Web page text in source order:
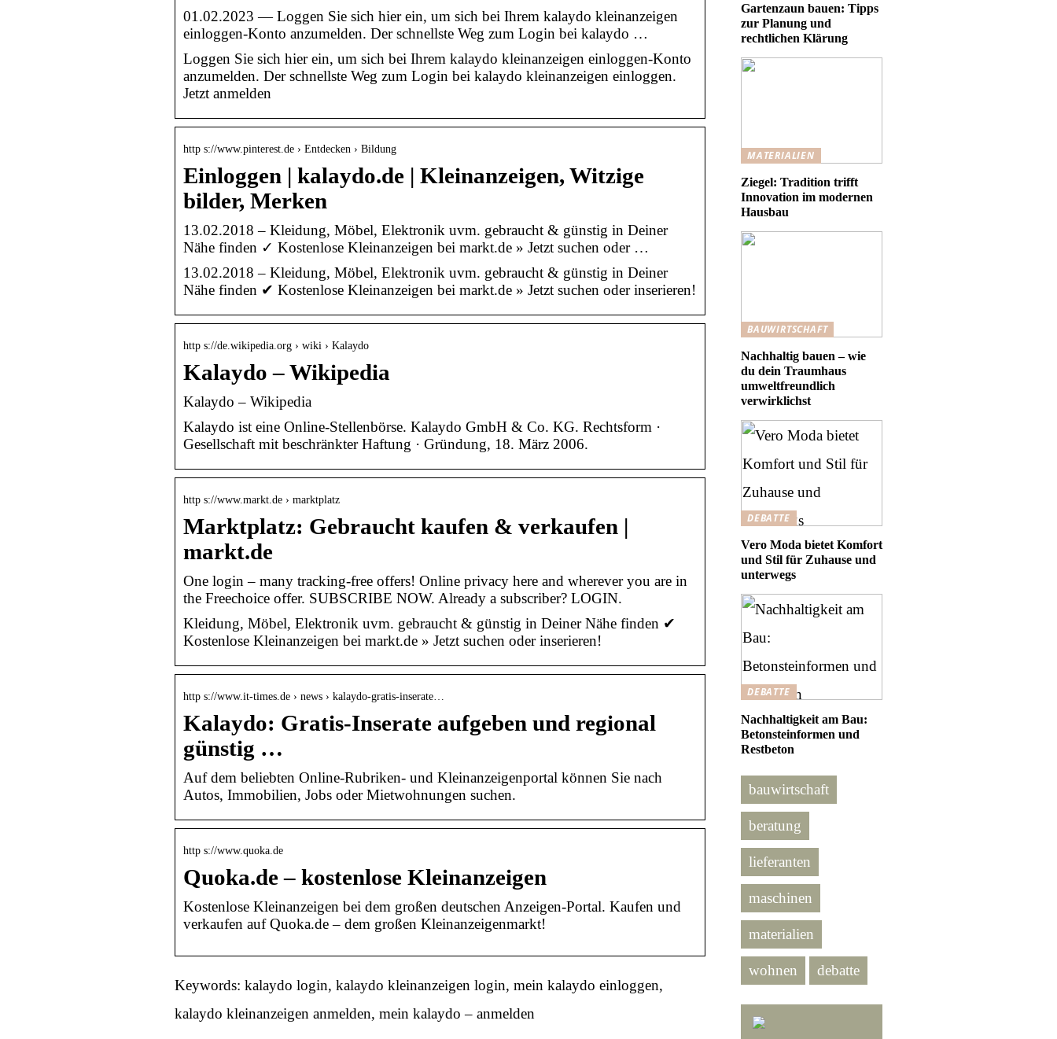
01.02.2023 — Loggen Sie sich hier ein, um sich bei Ihrem kalaydo kleinanzeigen
einloggen-Konto anzumelden. Der schnellste Weg zum Login bei kalaydo …
Loggen Sie sich hier ein, um sich bei Ihrem kalaydo kleinanzeigen einloggen-Konto
anzumelden. Der schnellste Weg zum Login bei kalaydo kleinanzeigen einloggen.
Jetzt anmelden
http s://www.pinterest.de › Entdecken › Bildung
Einloggen | kalaydo.de | Kleinanzeigen, Witzige
bilder, Merken
13.02.2018 – Kleidung, Möbel, Elektronik uvm. gebraucht & günstig in Deiner
Nähe finden ✓ Kostenlose Kleinanzeigen bei markt.de » Jetzt suchen oder …
13.02.2018 – Kleidung, Möbel, Elektronik uvm. gebraucht & günstig in Deiner
Nähe finden ✔ Kostenlose Kleinanzeigen bei markt.de » Jetzt suchen oder inserieren!
http s://de.wikipedia.org › wiki › Kalaydo
Kalaydo – Wikipedia
Kalaydo – Wikipedia
Kalaydo ist eine Online-Stellenbörse. Kalaydo GmbH & Co. KG. Rechtsform ·
Gesellschaft mit beschränkter Haftung · Gründung, 18. März 2006.
http s://www.markt.de › marktplatz
Marktplatz: Gebraucht kaufen & verkaufen |
markt.de
One login – many tracking-free offers! Online privacy here and wherever you are in
the Freechoice offer. SUBSCRIBE NOW. Already a subscriber? LOGIN.
Kleidung, Möbel, Elektronik uvm. gebraucht & günstig in Deiner Nähe finden ✔
Kostenlose Kleinanzeigen bei markt.de » Jetzt suchen oder inserieren!
http s://www.it-times.de › news › kalaydo-gratis-inserate…
Kalaydo: Gratis-Inserate aufgeben und regional
günstig …
Auf dem beliebten Online-Rubriken- und Kleinanzeigenportal können Sie nach
Autos, Immobilien, Jobs oder Mietwohnungen suchen.
http s://www.quoka.de
Quoka.de – kostenlose Kleinanzeigen
Kostenlose Kleinanzeigen bei dem großen deutschen Anzeigen-Portal. Kaufen und
verkaufen auf Quoka.de – dem großen Kleinanzeigenmarkt!
Keywords: kalaydo login, kalaydo kleinanzeigen login, mein kalaydo einloggen,
kalaydo kleinanzeigen anmelden, mein kalaydo – anmelden
Gartenzaun bauen: Tipps
zur Planung und
rechtlichen Klärung
MATERIALIEN
Ziegel: Tradition trifft
Innovation im modernen
Hausbau
BAUWIRTSCHAFT
Nachhaltig bauen – wie
du dein Traumhaus
umweltfreundlich
verwirklichst
DEBATTE
Vero Moda bietet Komfort
und Stil für Zuhause und
unterwegs
DEBATTE
Nachhaltigkeit am Bau:
Betonsteinformen und
Restbeton
bauwirtschaft
beratung
lieferanten
maschinen
materialien
wohnen debatte